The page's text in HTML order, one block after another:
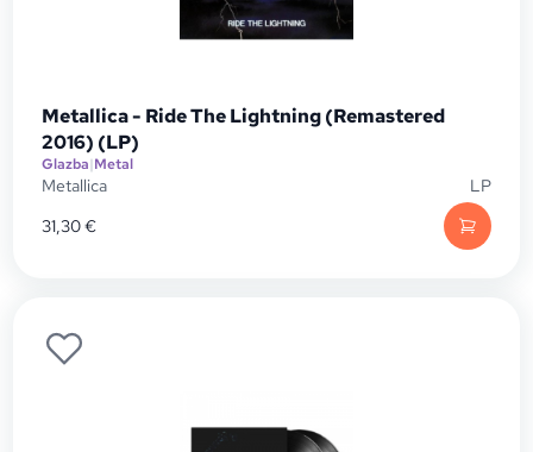
Metallica - Ride The Lightning (Remastered
2016) (LP)
Glazba|Metal
Metallica
LP
31,30€